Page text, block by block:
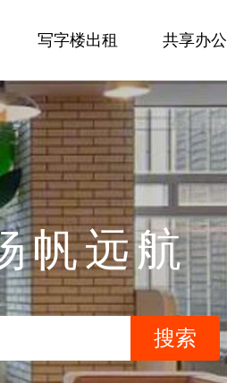
写字楼出租 共享办公
帆远航